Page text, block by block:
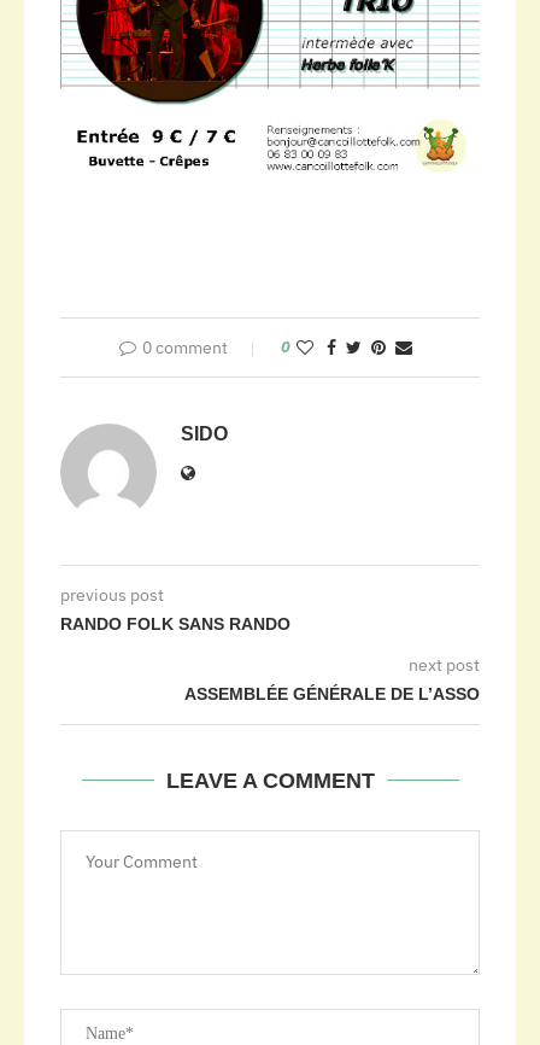
0 comment 0
SIDO
previous post
RANDO FOLK SANS RANDO
next post
ASSEMBLÉE GÉNÉRALE DE L’ASSO
LEAVE A COMMENT